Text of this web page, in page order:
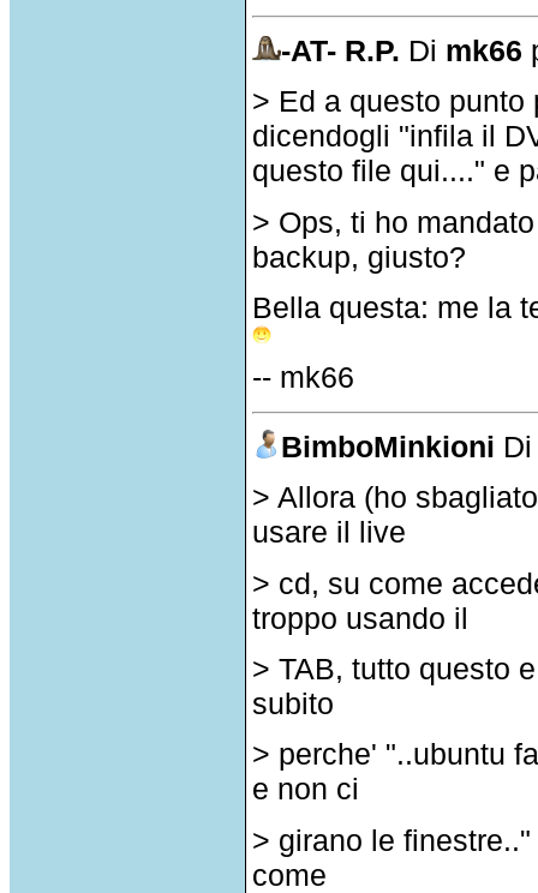
-AT- R.P. Di mk66
> Ed a questo
dicendogli "infila il
questo file qui...." e
> Ops, ti ho
backup, giusto?
Bella questa: me la
-- mk66
BimboMinkioni
> Allora (ho
usare il live
> cd, su come
troppo usando il
> TAB, tutto questo
subito
> perche' "..ubuntu
e non ci
> girano le
come